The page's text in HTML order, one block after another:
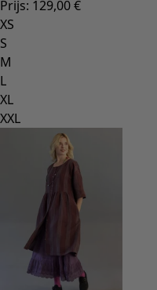
Prijs: 129,00 €
XS
S
M
L
XL
XXL